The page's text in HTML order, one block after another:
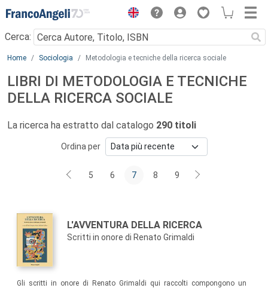
Menu
Cerca:
Main content
Home Sociologia Metodologia e tecniche della ricerca sociale
LIBRI DI METODOLOGIA E TECNICHE
DELLA RICERCA SOCIALE
La ricerca ha estratto dal catalogo 290 titoli
Ordina per
5 6 7 8 9
Autori:
Titolo:
L'AVVENTURA DELLA RICERCA
Scritti in onore di Renato Grimaldi
Sommario:
Gli scritti in onore di Renato Grimaldi qui raccolti compongono un